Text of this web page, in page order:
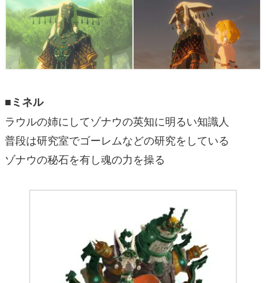
■ミネル
ラウルの姉にしてゾナウの英知に明るい知識人
普段は研究室でゴーレムなどの研究をしている
ゾナウの秘石を有し魂の力を操る